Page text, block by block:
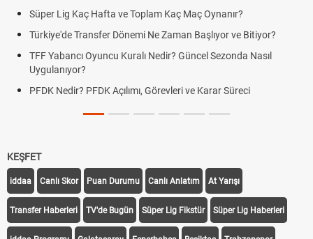
Maç Oynanır?
Başlıyor ve Bitiyor?
Sezonda Nasıl
ve Karar Süreci
Skor Ne Demek? Sporda Skor ve
Futbol Nasıl Oynanır? Temel Futbol
Deplasman Golü Kuralı Nedir?
DGS Sonuçları Ne Zaman
KEŞFET
iddaa Canlı Skor Puan Durumu Canlı Anlatım At Yarışı
Transfer Haberleri TV'de Bugün Süper Lig Fikstür Süper Lig Haberleri